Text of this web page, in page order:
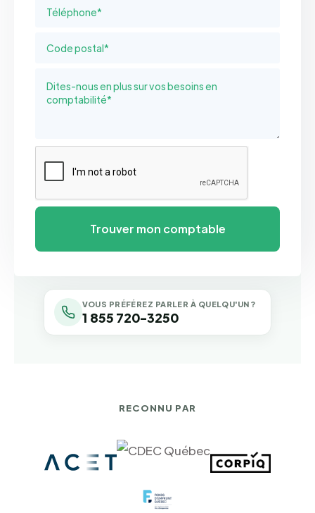
VOUS PRÉFÉREZ PARLER À QUELQU'UN ?
1 855 720-3250
RECONNU PAR